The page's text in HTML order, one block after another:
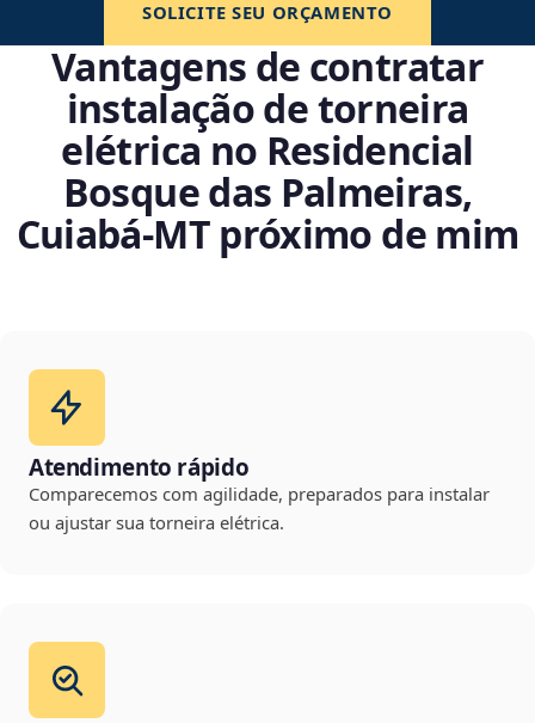
SOLICITE SEU ORÇAMENTO
Vantagens de contratar
instalação de torneira
elétrica no Residencial
Bosque das Palmeiras,
Cuiabá‑MT próximo de mim
Atendimento rápido
Comparecemos com agilidade, preparados para instalar
ou ajustar sua torneira elétrica.